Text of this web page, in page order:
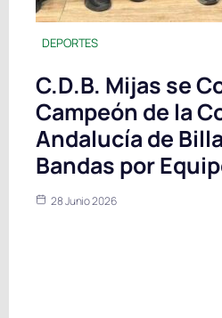
DEPORTES
C.D.B. Mijas se
Campeón de la
Andalucía de
Bandas por
28 Junio 2026